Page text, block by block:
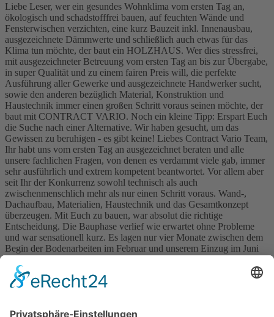
Liebe Leser, wer ein gesundes Wohnklima vom ersten Tag an,
ökologisch und schadstofffrei bauen, auf feuchten Wände und
Fensterwischen verzichten, eine kurz Bauzeit inkl. Innenausbau,
ausgezeichnete Dämmwerte und schließlich auch etwas für das
Klima tun möchte, der baut ein HOLZHAUS. Wer dies stressfrei,
mit ausgezeichneter Betreuung vom ersten Tag an bis zur Übergabe,
in super Qualität und zu einem fairen Preis will, die perfekte
Ausführung aller Gewerke und ausgezeichnete Handwerker sucht,
sowie den anderen bezüglich Material, Konstruktion und
Haustechnik immer einen großen Schritt voraus seinen möchte, der
baut mit CONTRACT VARIO. Noch ein kleine Tipp: Erspart Euch
die Suche nach einer Alternative. Wir haben gesucht, um das
Gewissen zu beruhigen - es gibt keine! Liebes Contract Vario Team,
Ihr habt uns vom ersten Tag an ausgezeichnet beraten und alle
unsere fachlichen Fragen, von denen es verdammt viele gab, immer
sehr ausführlich und extrem kompetent beantwortet. Vor allem aber
seit Ihr der Konkurrenz sowohl technisch als auch
zwischenmenschlich mehr als nur einen Schritt voraus. Wand-,
Dachaufbau, Materialien, Haustechnik und das Gesamtkonzept
überzeugen. Mit Euch zu bauen, war absolut die richtige
Entscheidung. Die Bauphase verlief wie erwartet ohne Probleme
und war sensationell kurz. Es lagen nur vier Monate zwischen dem
Begin der Bodenarbeiten im Februar und unserem Einzug im Juni
Haus mit Energiestandard deutlich unter KfW40 und inklusive aller
Innen- und Außenarbeiten eingezogen sind. Die Koordination aller
würden sofort wieder mit Euch bauen. Vielen Herzlichen Dank, Ihr